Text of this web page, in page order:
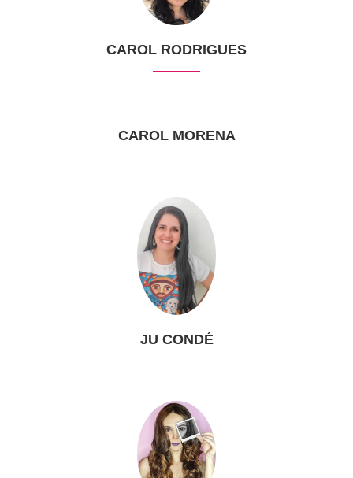
CAROL RODRIGUES
CAROL MORENA
JU CONDÉ